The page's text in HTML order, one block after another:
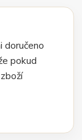
doručeno
pokud